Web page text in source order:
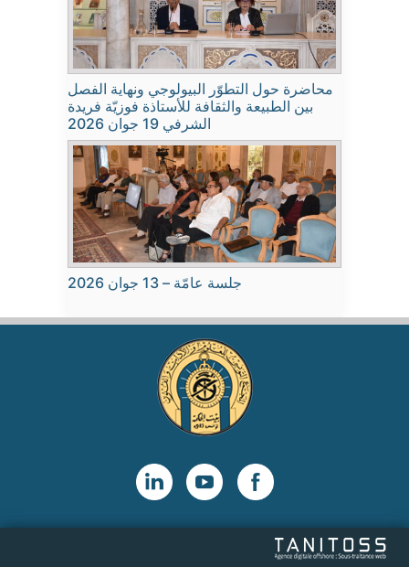
محاضرة حول التطوّر البيولوجي ونهاية الفصل
بين الطبيعة والثقافة للأستاذة فوزيّة فريدة
الشرفي 19 جوان 2026
جلسة عامّة – 13 جوان 2026